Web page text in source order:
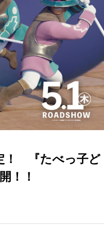
！ 『たべっ⼦ど
！！